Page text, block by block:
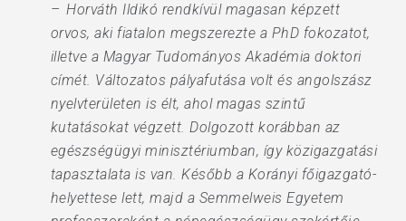
– Horváth Ildikó rendkívül magasan képzett
orvos, aki fiatalon megszerezte a PhD fokozatot,
illetve a Magyar Tudományos Akadémia doktori
címét. Változatos pályafutása volt és angolszász
nyelvterületen is élt, ahol magas szintű
kutatásokat végzett. Dolgozott korábban az
egészségügyi miniszté­riumban, így közigazgatási
tapasztalata is van. Később a Korányi főigazgató-
helyettese lett, majd a Semmelweis Egyetem